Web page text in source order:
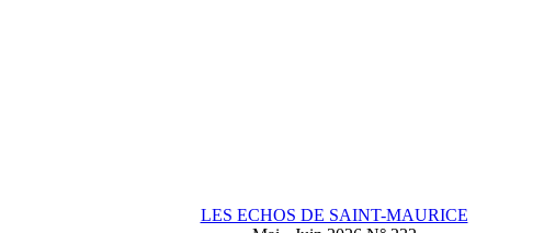
LES ECHOS DE SAINT-MAURICE